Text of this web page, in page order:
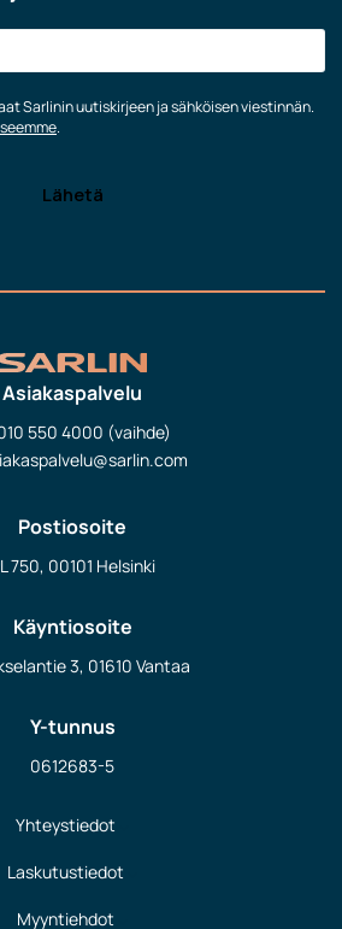
Sarlinin uutiskirjeen ja sähköisen viestinnän.
.
Asiakaspalvelu
550 4000 (vaihde)
Postiosoite
750, 00101 Helsinki
Käyntiosoite
3, 01610 Vantaa
Y-tunnus
0612683-5
Yhteystiedot
Laskutustiedot
Myyntiehdot